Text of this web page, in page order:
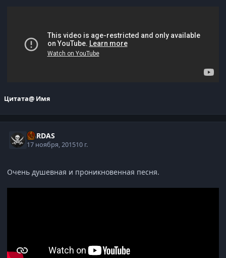
Цитата@ Имя
XARDAS
17 ноября, 201510 г.
Очень душевная и проникновенная песня.